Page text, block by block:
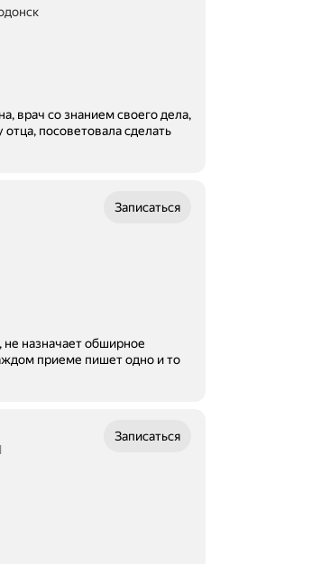
врач со знанием своего дела,
сделать
Записаться
не назначает обширное
приеме пишет одно и то
Записаться